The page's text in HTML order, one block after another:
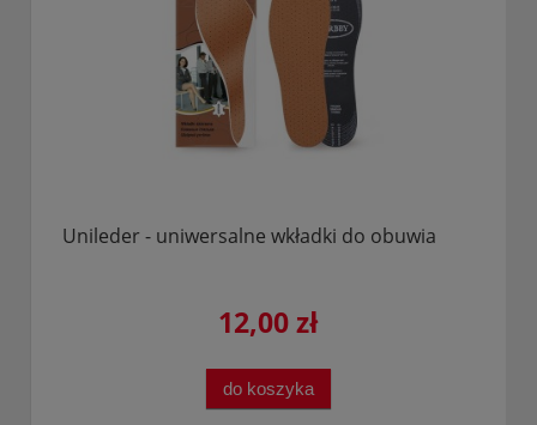
Unileder - uniwersalne wkładki do obuwia
12,00 zł
do koszyka